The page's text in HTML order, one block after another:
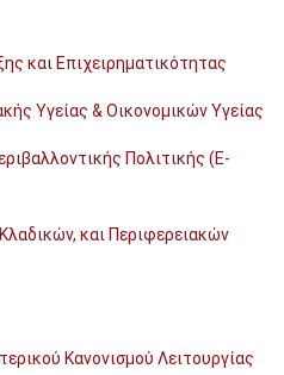
και Επιχειρηματικότητας
Υγείας & Οικονομικών Υγείας
Πολιτικής (E-
και Περιφερειακών
Κανονισμού Λειτουργίας